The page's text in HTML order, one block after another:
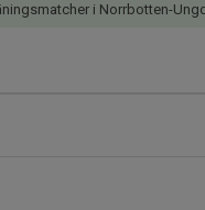
i Norrbotten-Ungdom